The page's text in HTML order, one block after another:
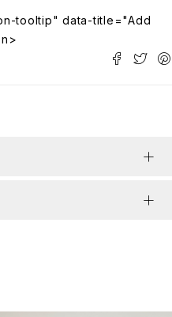
tooltip" data-title="Add